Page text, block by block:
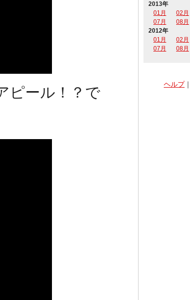
ピール！？で
2013年
01月
02月
07月
08月
2012年
01月
02月
07月
08月
ヘルプ｜